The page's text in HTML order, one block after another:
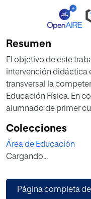
Resumen
El objetivo de este
intervención didáctica
transversal la
Educación Física. En
alumnado de primer
Matemáticas.
A través del carácter
plantean se persigue
contribuyen a ello. Se
adquisición de los
Colecciones
Área de Educación
Cargando...
Página completa